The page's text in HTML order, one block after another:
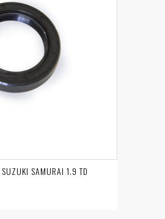
SAMURAI 1.9 TD